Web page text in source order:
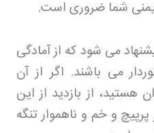
ایمنی شما ضروری است.
می شود که از آمادگی
می باشند. اگر از آن
هستید، از بازدید از این
و خم و ناهموار تنگه